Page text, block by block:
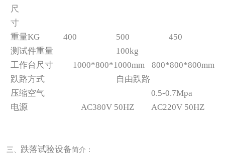
尺
寸
重量KG 400 500
450
测试件重量
100kg
工作台尺寸
1000*800*1000mm
800*800*800mm
跌路方式
自由跌路
压缩空气
0.5-0.7Mpa
电源
AC380V 50HZ AC220V 50HZ
三、 跌落试验设备简介：